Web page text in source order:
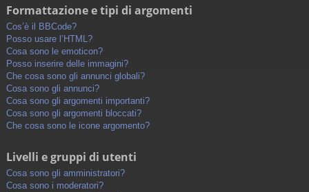
Formattazione e tipi di argomenti
Cos’è il BBCode?
Posso usare l’HTML?
Cosa sono le emoticon?
Posso inserire delle immagini?
Che cosa sono gli annunci globali?
Cosa sono gli annunci?
Cosa sono gli argomenti importanti?
Cosa sono gli argomenti bloccati?
Che cosa sono le icone argomento?
Livelli e gruppi di utenti
Cosa sono gli amministratori?
Cosa sono i moderatori?